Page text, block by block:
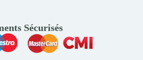
Sécurisés